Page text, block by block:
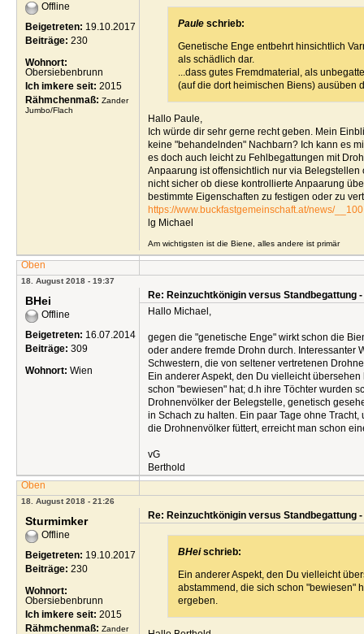
Offline
Beigetreten: 19.10.2017
Beiträge: 230
Wohnort:
Obersiebenbrunn
Ich imkere seit: 2015
Rähmchenmaß: Zander
Jumbo/Flach
Paule schrieb:
Genetische Enge entbehrt hinsichtlich
als schädlich dar.
...dass gutes Fremdmaterial, als
(auf die dort heimischen Biens) ausüben
Hallo Paule,
Ich würde dir sehr gerne recht geben. Mein
keine "behandelnden" Nachbarn? Ich kann es
es doch auch leicht zu Fehlbegattungen mit
Anpaarung ist offensichtlich nur via
nicht sicher ob diese kontrollierte Anpaarung
bestimmte Eigenschaften zu festigen oder zu
https://www.buckfastgemeinschaft.at/news/__100
lg Michael
Am wichtigsten ist die Biene, alles andere ist primär
Oben
18. August 2018 - 19:37
BHei
Offline
Beigetreten: 16.07.2014
Beiträge: 309
Wohnort: Wien
Re: Reinzuchtkönigin versus Standbegattung
Hallo Michael,
gegen die "genetische Enge" wirkt schon die
oder andere fremde Drohn durch.
Schwestern, die von seltener vertretenen
Ein anderer Aspekt, den Du vielleicht
schon "bewiesen" hat; d.h ihre Töchter wurden
Drohnenvölker der Belegstelle, genetisch
in Schach zu halten. Ein paar Tage ohne
die Drohnenvölker füttert, erreicht man schon
vG
Berthold
Oben
18. August 2018 - 21:26
Sturmimker
Offline
Beigetreten: 19.10.2017
Beiträge: 230
Wohnort:
Obersiebenbrunn
Ich imkere seit: 2015
Rähmchenmaß: Zander
Re: Reinzuchtkönigin versus Standbegattung
BHeischrieb:
Ein anderer Aspekt, den Du vielleicht
abstammend, die sich schon "bewiesen"
ergeben.